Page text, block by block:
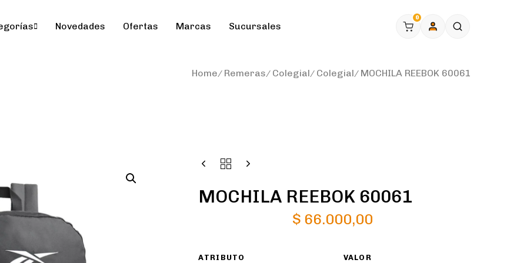
Novedades Ofertas Marcas Sucursales
0
Home Remeras Colegial Colegial MOCHILA REEBOK 60061
MOCHILA REEBOK 60061
$66.000,00
ATRIBUTO VALOR